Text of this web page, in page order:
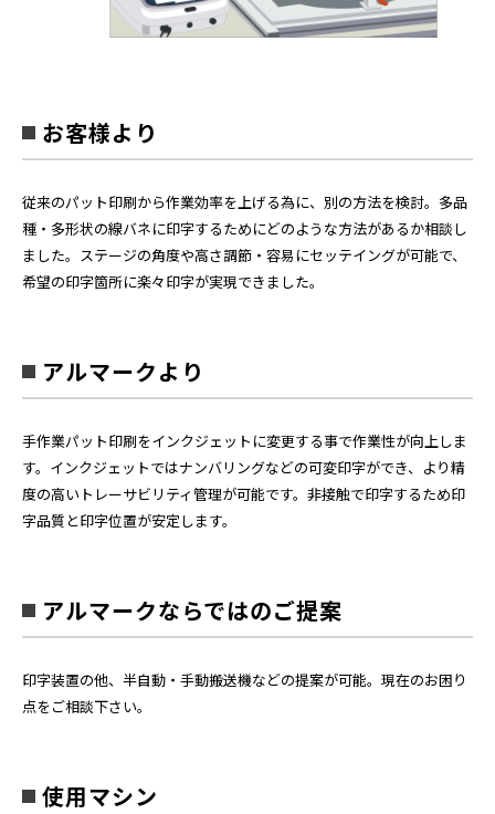
お客様より
従来のパット印刷から作業効率を上げる為に、別の方法を検討。多品
種・多形状の線バネに印字するためにどのような方法があるか相談し
ました。ステージの角度や高さ調節・容易にセッテイングが可能で、
希望の印字箇所に楽々印字が実現できました。
アルマークより
手作業パット印刷をインクジェットに変更する事で作業性が向上しま
す。インクジェットではナンバリングなどの可変印字ができ、より精
度の高いトレーサビリティ管理が可能です。非接触で印字するため印
字品質と印字位置が安定します。
アルマークならではのご提案
印字装置の他、半自動・手動搬送機などの提案が可能。現在のお困り
点をご相談下さい。
使用マシン